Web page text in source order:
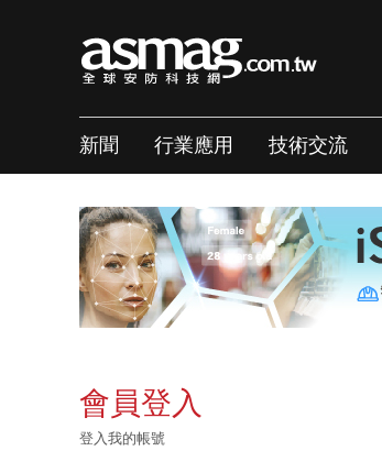
新聞 行業應用 技術交流
會員登入
登入我的帳號